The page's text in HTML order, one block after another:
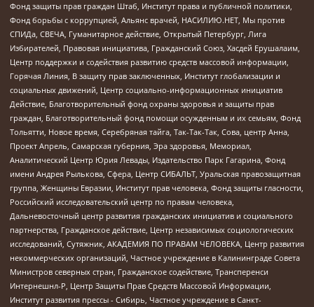
Фонд защиты прав граждан Штаб, Институт права и публичной политики,
Фонд борьбы с коррупцией, Альянс врачей, НАСИЛИЮ.НЕТ, Мы против
СПИДа, СВЕЧА, Гуманитарное действие, Открытый Петербург, Лига
Избирателей, Правовая инициатива, Гражданский Союз, Хасдей Ерушалаим,
Центр поддержки и содействия развитию средств массовой информации,
Горячая Линия, В защиту прав заключенных, Институт глобализации и
социальных движений, Центр социально-информационных инициатив
Действие, Благотворительный фонд охраны здоровья и защиты прав
граждан, Благотворительный фонд помощи осужденным и их семьям, Фонд
Тольятти, Новое время, Серебряная тайга, Так-Так-Так, Сова, центр Анна,
Проект Апрель, Самарская губерния, Эра здоровья, Мемориал,
Аналитический Центр Юрия Левады, Издательство Парк Гагарина, Фонд
имени Андрея Рылькова, Сфера, Центр СИБАЛЬТ, Уральская правозащитная
группа, Женщины Евразии, Институт прав человека, Фонд защиты гласности,
Российский исследовательский центр по правам человека,
Дальневосточный центр развития гражданских инициатив и социального
партнерства, Гражданское действие, Центр независимых социологических
исследований, Сутяжник, АКАДЕМИЯ ПО ПРАВАМ ЧЕЛОВЕКА, Центр развития
некоммерческих организаций, Частное учреждение в Калининграде Совета
Министров северных стран, Гражданское содействие, Трансперенси
Интернешнл-Р, Центр Защиты Прав Средств Массовой Информации,
Институт развития прессы - Сибирь, Частное учреждение в Санкт-